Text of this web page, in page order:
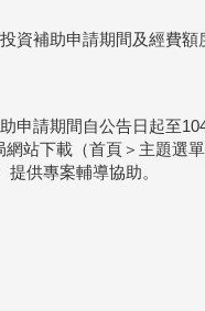
資補助申請期間及經費額
請期間自公告日起至
站下載（首頁＞主題選
供專案輔導協助。